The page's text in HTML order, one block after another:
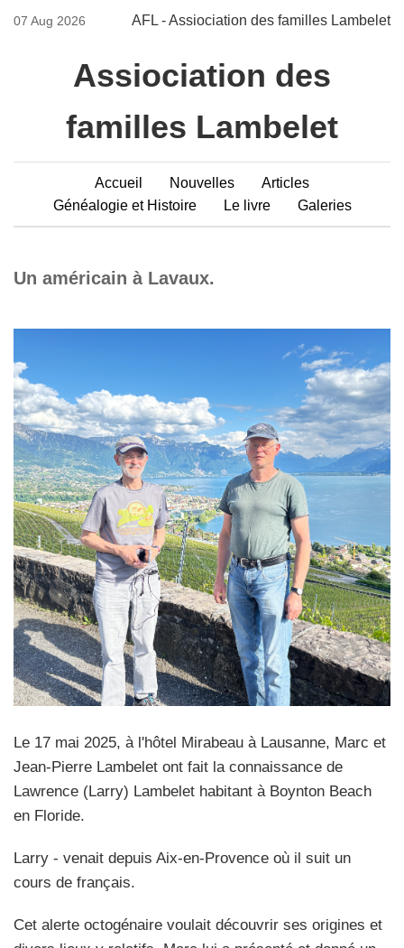
07 Aug 2026 AFL - Assiociation des familles Lambelet
Assiociation des
familles Lambelet
Accueil Nouvelles
Articles
Généalogie et Histoire
Le livre Galeries
Un américain à Lavaux.
Le 17 mai 2025, à l'hôtel Mirabeau à Lausanne, Marc et
Jean-Pierre Lambelet ont fait la connaissance de
Lawrence (Larry) Lambelet habitant à Boynton Beach
en Floride.
Larry - venait depuis Aix-en-Provence où il suit un
cours de français.
Cet alerte octogénaire voulait découvrir ses origines et